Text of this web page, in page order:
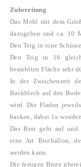
Zubereitung
Das Mehl mit dem
dazugeben und ca. 10
Den Teig in eine
Den Teig in 16
bemehlten Fläche sehr
In der Zwischenzeit
Backblech auf den
wird. Die Fladen
backen, dabei 1x
Das Brot geht auf und
eine Art Brotballon,
werden kann.
Die fertigen Brote